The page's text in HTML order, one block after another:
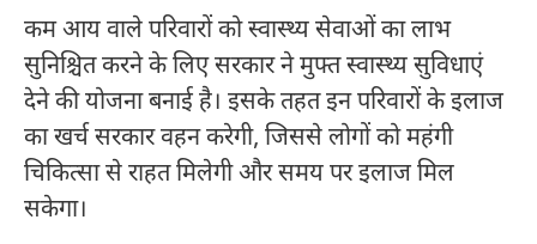
कम आय वाले परिवारों को स्वास्थ्य सेवाओं का लाभ
सुनिश्चित करने के लिए सरकार ने मुफ्त स्वास्थ्य सुविधाएं
देने की योजना बनाई है। इसके तहत इन परिवारों के इलाज
का खर्च सरकार वहन करेगी, जिससे लोगों को महंगी
चिकित्सा से राहत मिलेगी और समय पर इलाज मिल
सकेगा।